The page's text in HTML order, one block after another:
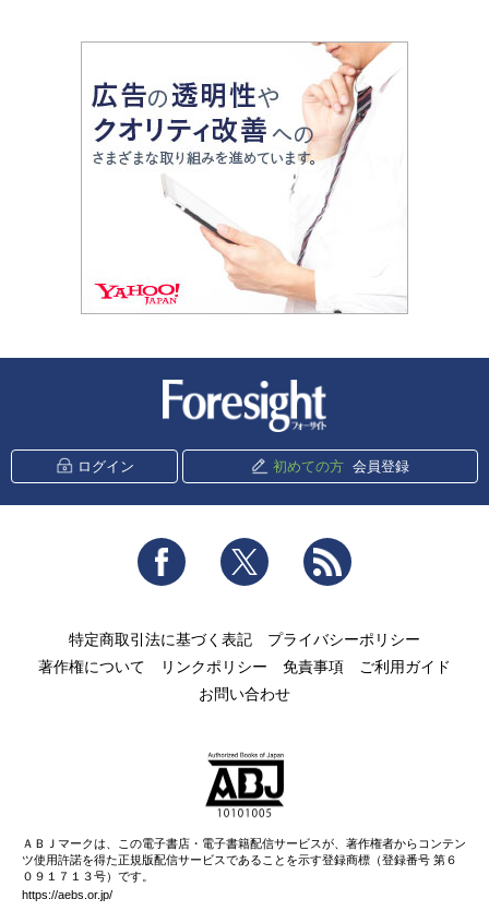
ログイン 初めての方 会員登録
Facebook Twitter
特定商取引法に基づく表記
プライバシーポリシー
著作権について
リンクポリシー 免責事項
ご利用ガイド
お問い合わせ
ＡＢＪマークは、この電子書店・電子書籍配信サービスが、著作権者からコンテン
ツ使用許諾を得た正規版配信サービスであることを示す登録商標（登録番号 第６
０９１７１３号）です。
https://aebs.or.jp/